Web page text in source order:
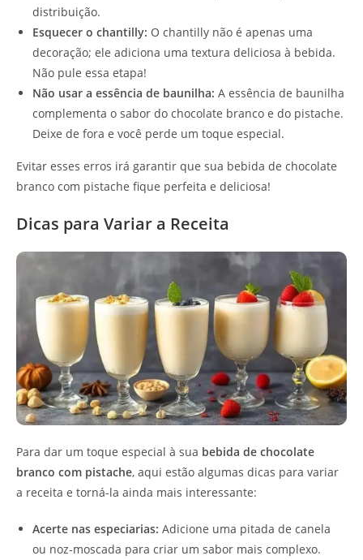
distribuição.
Esquecer o chantilly: O chantilly não é apenas uma
decoração; ele adiciona uma textura deliciosa à bebida.
Não pule essa etapa!
Não usar a essência de baunilha: A essência de baunilha
complementa o sabor do chocolate branco e do pistache.
Deixe de fora e você perde um toque especial.
Evitar esses erros irá garantir que sua bebida de chocolate
branco com pistache fique perfeita e deliciosa!
Dicas para Variar a Receita
Para dar um toque especial à sua bebida de chocolate
branco com pistache, aqui estão algumas dicas para variar
a receita e torná-la ainda mais interessante:
Acerte nas especiarias: Adicione uma pitada de canela
ou noz-moscada para criar um sabor mais complexo.